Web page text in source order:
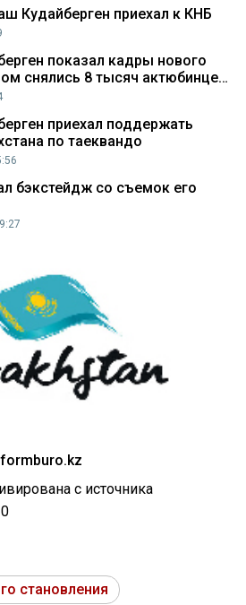
Кудайберген приехал к КНБ
показал кадры нового
снялись 8 тысяч актюбинцев
приехал поддержать
по таеквандо
бэкстейдж со съемок его
с источника
становления